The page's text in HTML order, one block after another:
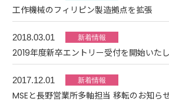
工作機械のフィリピン製造拠点を拡張
2018.03.01
2019年度新卒エントリー受付を開始いた
2017.12.01
MSEと長野営業所多軸担当 移転のお知ら